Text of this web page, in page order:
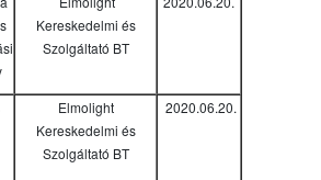
Kereskedelmi és
Szolgáltató BT
Elmolight
Kereskedelmi és
Szolgáltató BT
2020.06.20.